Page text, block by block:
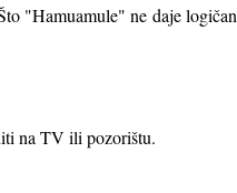
"Hamuamule" ne daje logičan
na TV ili pozorištu.